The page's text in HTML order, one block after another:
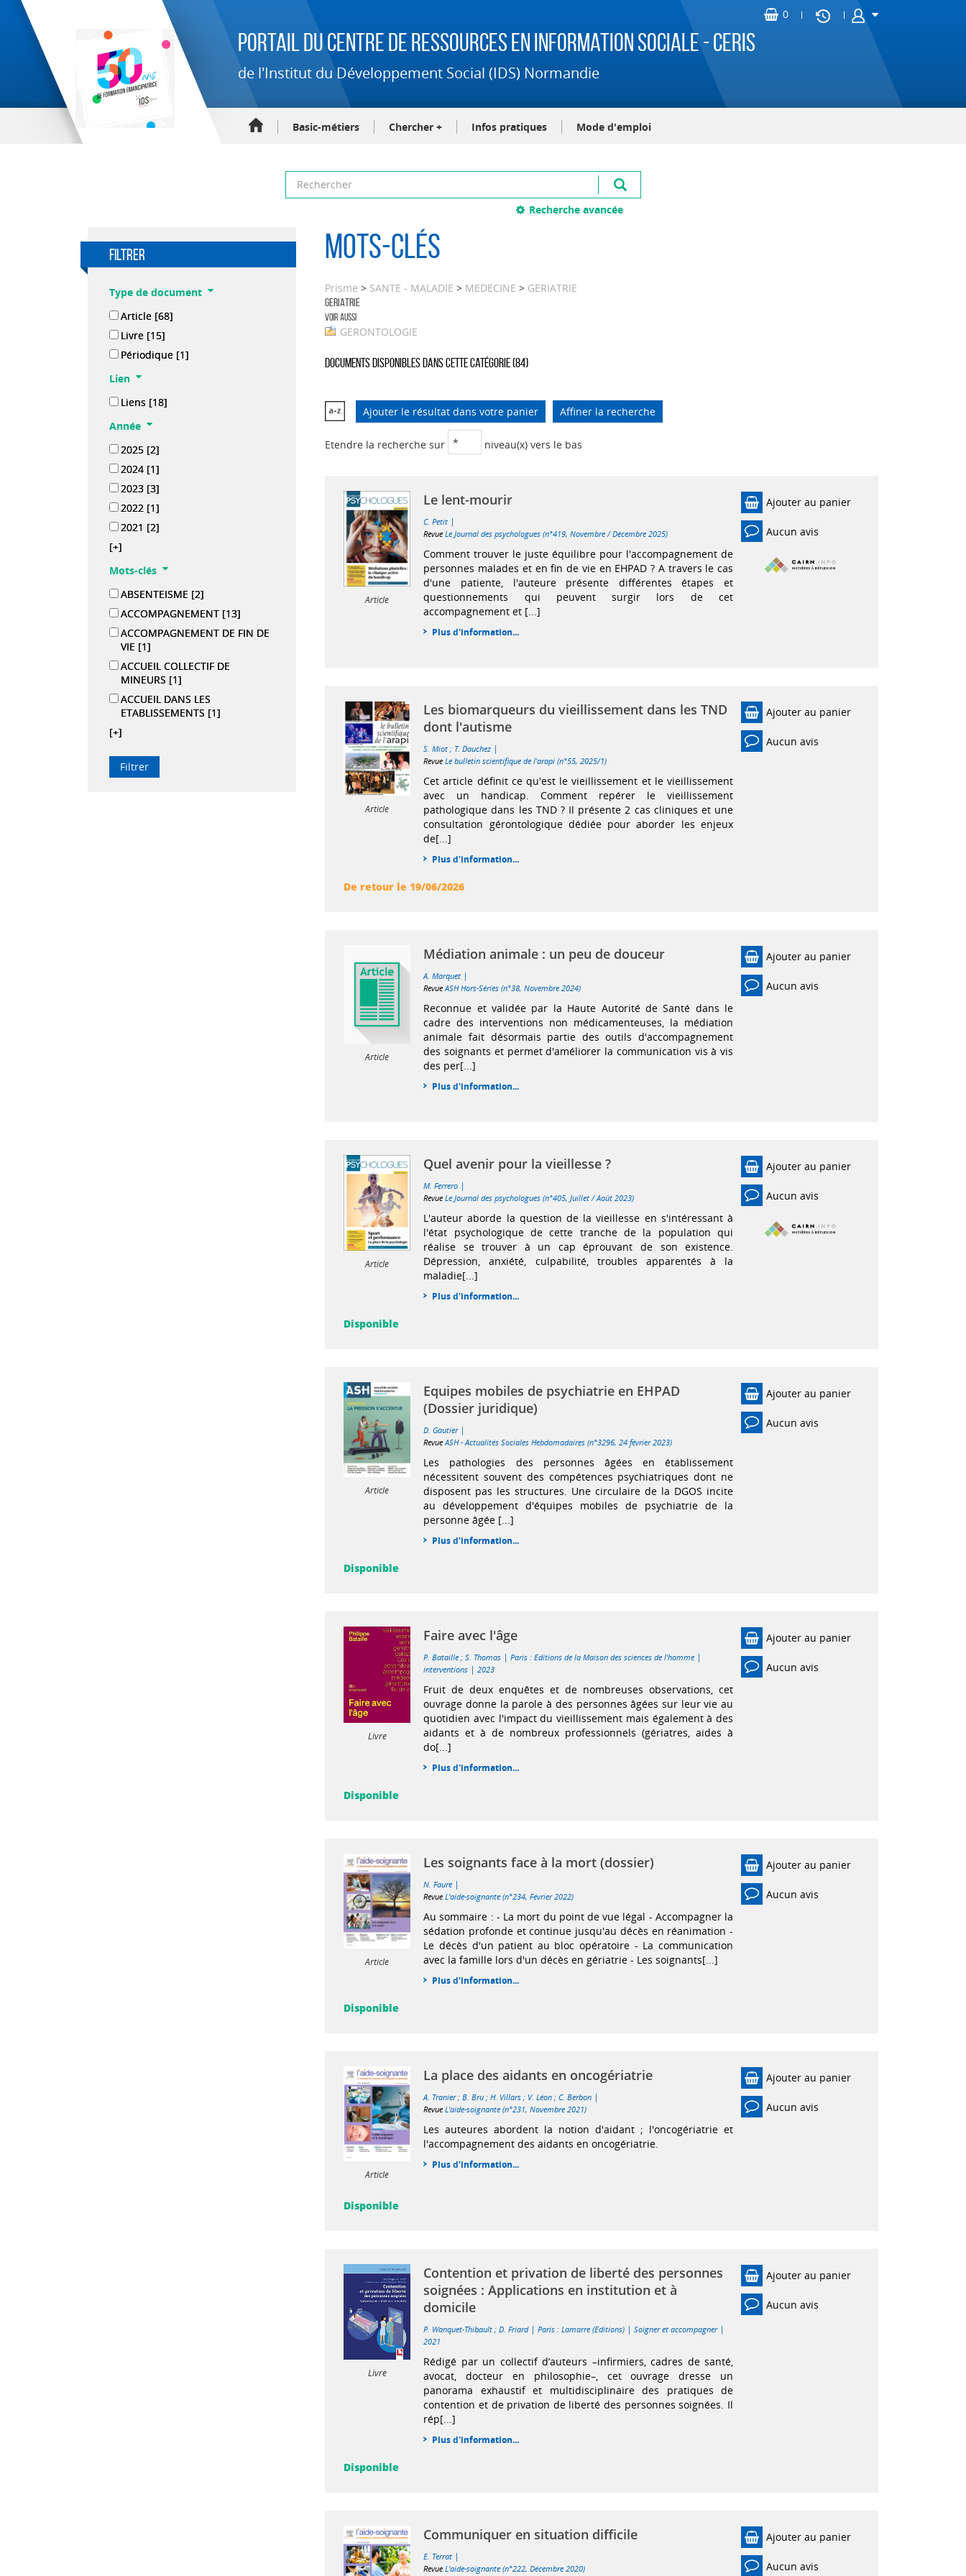
Portail du Centre de Ressources en Information Sociale - CERIS
de l'Institut du Développement Social (IDS) Normandie
Basic-métiers Chercher + Infos pratiques Mode d'emploi
Recherche avancée
filtrer
Type de document
Article [68]
Livre [15]
Périodique [1]
Lien
Liens [18]
Année
2025 [2]
2024 [1]
2023 [3]
2022 [1]
2021 [2]
[+]
Mots-clés
ABSENTEISME [2]
ACCOMPAGNEMENT [13]
ACCOMPAGNEMENT DE FIN DE
VIE [1]
ACCUEIL COLLECTIF DE
MINEURS [1]
ACCUEIL DANS LES
ETABLISSEMENTS [1]
[+]
Mots-clés
Prisme > SANTE - MALADIE > MEDECINE > GERIATRIE
GERIATRIE
Voir aussi
GERONTOLOGIE
Documents disponibles dans cette catégorie (84)
Ajouter le résultat dans votre panier Affiner la recherche
Etendre la recherche sur niveau(x) vers le bas
Article
Le lent-mourir
C. Petit |
RevueLe Journal des psychologues (n°419, Novembre / Décembre 2025)
Comment trouver le juste équilibre pour l'accompagnement de
personnes malades et en fin de vie en EHPAD ? A travers le cas
d'une patiente, l'auteure présente différentes étapes et
questionnements qui peuvent surgir lors de cet
accompagnement et [...]
Plus d'information...
Ajouter au panier
Aucun avis
Article
Les biomarqueurs du vieillissement dans les TND
dont l'autisme
S. Miot ; T. Dauchez |
RevueLe bulletin scientifique de l'arapi (n°55, 2025/1)
Cet article définit ce qu'est le vieillissement et le vieillissement
avec un handicap. Comment repérer le vieillissement
pathologique dans les TND ? Il présente 2 cas cliniques et une
consultation gérontologique dédiée pour aborder les enjeux
de[...]
Plus d'information...
Ajouter au panier
Aucun avis
De retour le 19/06/2026
Article
Médiation animale : un peu de douceur
A. Marquet |
RevueASH Hors-Séries (n°38, Novembre 2024)
Reconnue et validée par la Haute Autorité de Santé dans le
cadre des interventions non médicamenteuses, la médiation
animale fait désormais partie des outils d'accompagnement
des soignants et permet d'améliorer la communication vis à vis
des per[...]
Plus d'information...
Ajouter au panier
Aucun avis
Article
Quel avenir pour la vieillesse ?
M. Ferrero |
RevueLe Journal des psychologues (n°405, Juillet / Août 2023)
L'auteur aborde la question de la vieillesse en s'intéressant à
l'état psychologique de cette tranche de la population qui
réalise se trouver à un cap éprouvant de son existence.
Dépression, anxiété, culpabilité, troubles apparentés à la
maladie[...]
Plus d'information...
Ajouter au panier
Aucun avis
Disponible
Article
Equipes mobiles de psychiatrie en EHPAD
(Dossier juridique)
D. Gautier |
RevueASH - Actualités Sociales Hebdomadaires (n°3296, 24 février 2023)
Les pathologies des personnes âgées en établissement
nécessitent souvent des compétences psychiatriques dont ne
disposent pas les structures. Une circulaire de la DGOS incite
au développement d'équipes mobiles de psychiatrie de la
personne âgée [...]
Plus d'information...
Ajouter au panier
Aucun avis
Disponible
Livre
Faire avec l'âge
P. Bataille ;S. Thomas |Paris : Editions de la Maison des sciences de l'homme |
interventions |2023
Fruit de deux enquêtes et de nombreuses observations, cet
ouvrage donne la parole à des personnes âgées sur leur vie au
quotidien avec l'impact du vieillissement mais également à des
aidants et à de nombreux professionnels (gériatres, aides à
do[...]
Plus d'information...
Ajouter au panier
Aucun avis
Disponible
Article
Les soignants face à la mort (dossier)
N. Faure |
RevueL'aide-soignante (n°234, Février 2022)
Au sommaire : - La mort du point de vue légal - Accompagner la
sédation profonde et continue jusqu'au décès en réanimation -
Le décès d'un patient au bloc opératoire - La communication
avec la famille lors d'un décès en gériatrie - Les soignants[...]
Plus d'information...
Ajouter au panier
Aucun avis
Disponible
Article
La place des aidants en oncogériatrie
A. Tranier;B. Bru ;H. Villars ; V. Léon ;C. Berbon |
RevueL'aide-soignante (n°231, Novembre 2021)
Les auteures abordent la notion d'aidant ; l'oncogériatrie et
l'accompagnement des aidants en oncogériatrie.
Plus d'information...
Ajouter au panier
Aucun avis
Disponible
Livre
Contention et privation de liberté des personnes
soignées : Applications en institution et à
domicile
P. Wanquet-Thibault ;D. Friard |Paris : Lamarre (Editions) |Soigner et accompagner|
2021
Rédigé par un collectif d’auteurs –infirmiers, cadres de santé,
avocat, docteur en philosophie–, cet ouvrage dresse un
panorama exhaustif et multidisciplinaire des pratiques de
contention et de privation de liberté des personnes soignées. Il
rép[...]
Plus d'information...
Ajouter au panier
Aucun avis
Disponible
Communiquer en situation difficile
E. Terrat |
RevueL'aide-soignante (n°222, Décembre 2020)
Ajouter au panier
Aucun avis